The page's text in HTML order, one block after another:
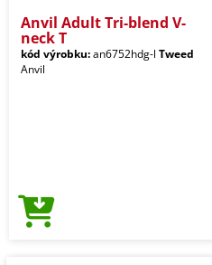
Anvil Adult Tri-blend V-
neck T
kód výrobku:an6752hdg-l Tweed
Anvil